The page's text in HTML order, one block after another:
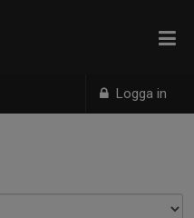
Logga in